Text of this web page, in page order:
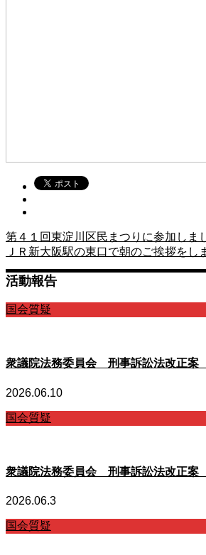
第４１回東淀川区民まつりに参加しま
ＪＲ新大阪駅の東口で朝のご挨拶をし
活動報告
国会質疑
衆議院法務委員会 刑事訴訟法改正案
2026.06.10
国会質疑
衆議院法務委員会 刑事訴訟法改正案
2026.06.3
国会質疑